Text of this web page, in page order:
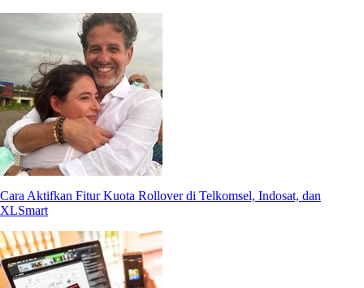
Cara Aktifkan Fitur Kuota Rollover di Telkomsel, Indosat, dan
XLSmart